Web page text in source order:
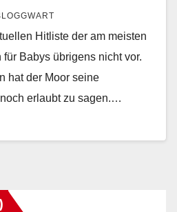
Hitliste der am meisten
Babys übrigens nicht vor.
hat der Moor seine
erlaubt zu sagen.…